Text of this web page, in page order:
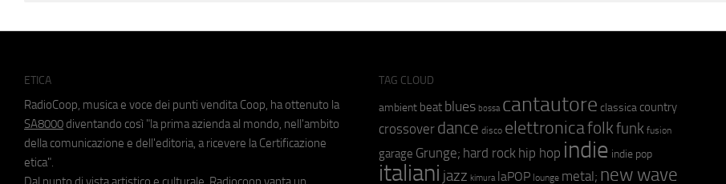
ETICA
RadioCoop, musica e voce dei punti vendita Coop, ha ottenuto la
SA8000 diventando così "la prima azienda al mondo, nell'ambito
della comunicazione e dell'editoria, a ricevere la Certificazione
etica".
TAG CLOUD
ambient beat blues bossa cantautore classica country
crossover dance disco elettronicafolkfunk fusion
garage Grunge; hard rock hip hop indie indie pop
italiani jazz kimura laPOP lounge metal; new wave